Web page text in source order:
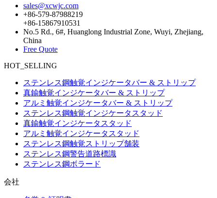
sales@xcwjc.com
+86-579-87988219
+86-15867910531
No.5 Rd., 6#, Huanglong Industrial Zone, Wuyi, Zhejiang,
China
Free Quote
HOT_SELLING
ステンレス鋼触覚インジケータバー & ストリップ
真鍮触覚インジケータバー & ストリップ
アルミ触覚インジケータバー & ストリップ
ステンレス鋼触覚インジケータスタッド
真鍮触覚インジケータスタッド
アルミ触覚インジケータスタッド
ステンレス鋼触覚ストリップ舗装
ステンレス鋼警告道路標識
ステンレス鋼ボラード
会社